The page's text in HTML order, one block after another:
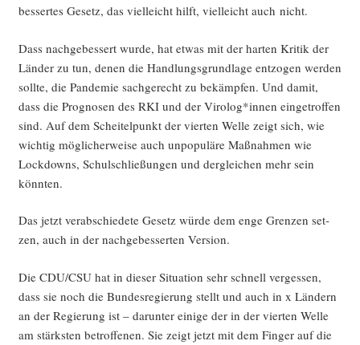
bes­ser­tes Gesetz, das viel­leicht hilft, viel­leicht auch nicht.
Dass nach­ge­bes­sert wur­de, hat etwas mit der har­ten Kri­tik der
Län­der zu tun, denen die Hand­lungs­grund­la­ge ent­zo­gen wer­den
soll­te, die Pan­de­mie sach­ge­recht zu bekämp­fen. Und damit,
dass die Pro­gno­sen des RKI und der Virolog*innen ein­ge­trof­fen
sind. Auf dem Schei­tel­punkt der vier­ten Wel­le zeigt sich, wie
wich­tig mög­li­cher­wei­se auch unpo­pu­lä­re Maß­nah­men wie
Lock­downs, Schul­schlie­ßun­gen und der­glei­chen mehr sein
könnten.
Das jetzt ver­ab­schie­de­te Gesetz wür­de dem enge Gren­zen set­
zen, auch in der nach­ge­bes­ser­ten Version.
Die CDU/CSU hat in die­ser Situa­ti­on sehr schnell ver­ges­sen,
dass sie noch die Bun­des­re­gie­rung stellt und auch in x Län­dern
an der Regie­rung ist – dar­un­ter eini­ge der in der vier­ten Wel­le
am stärks­ten betrof­fe­nen. Sie zeigt jetzt mit dem Fin­ger auf die